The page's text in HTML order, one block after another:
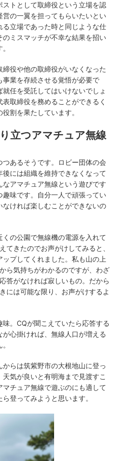
トとして取締役という立場を認
の一翼を担ってもらいたいとい
立場であった時と同じような仕
ミスマッチが不幸な結果を招い
役や他の取締役がいなくなった
業を存続させる覚悟が必要で
任を受託してはいけないでしょ
取締役を務めることができるく
割を果たしています。
立つアマチュア無線
あるそうです。ロビー団体の会
には組織を維持できなくなって
アマチュア無線という遊びです
味です。自分一人で頑張ってい
ければ楽しむことができないの
の公園で無線機の電源を入れて
てきたのでお声がけしてみると、
プしてくれました。私も山の上
ら気持ちがわかるのですが、わざ
答がなければ寂しいもの。だから
には可能な限り、お声がけするよ
。CQが聞こえていたら応答する
心掛ければ、無線人口が増える
らは筑紫野市の大根地山に登っ
気が良いと有明海まで見渡すこ
チュア無線で遊ぶのにも適して
登ってみようと思います。